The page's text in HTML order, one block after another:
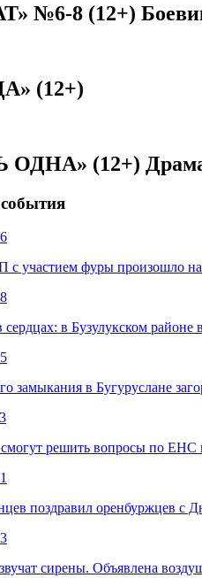
№6-8 (12+)
(12+)
(12+) Драма,
с участием фуры произошло
в Бузулукском
замыкания в Бугуруслане
решить вопросы по ЕНС
поздравил оренбуржцев с
сирены. Объявлена